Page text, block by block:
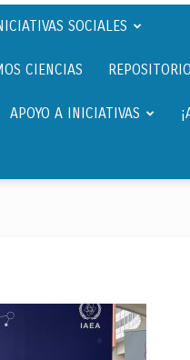
SOCIALES
CIENCIAS
APOYO A INICIATIVAS